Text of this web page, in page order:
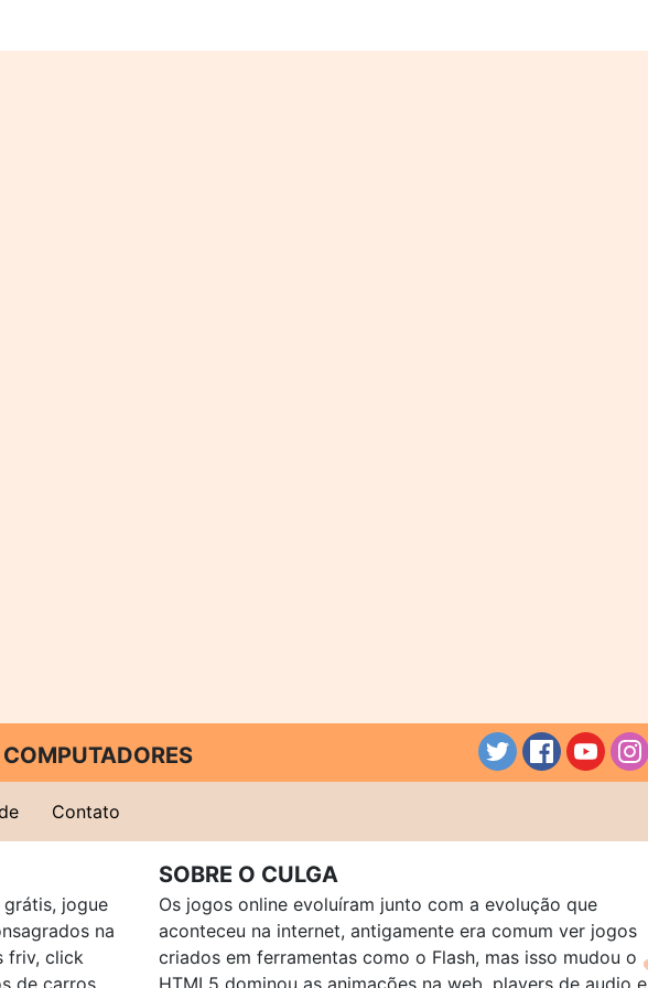
Contato
jogue
na
friv, click
de carros,
SOBRE O CULGA
Os jogos online evoluíram junto com a evolução que
aconteceu na internet, antigamente era comum ver jogos
criados em ferramentas como o Flash, mas isso mudou o
HTML5 dominou as animações na web, players de audio e